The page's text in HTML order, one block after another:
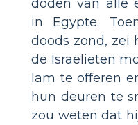
doden van alle
in Egypte.
doods zond, zei
de Israëlieten
lam te offeren
hun deuren te
zou weten dat